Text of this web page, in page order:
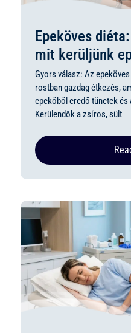
Epeköves
mit kerüljünk
Gyors válasz: Az
rostban gazdag étkezés,
epekőből eredő tünetek
Kerülendők a zsíros, sült